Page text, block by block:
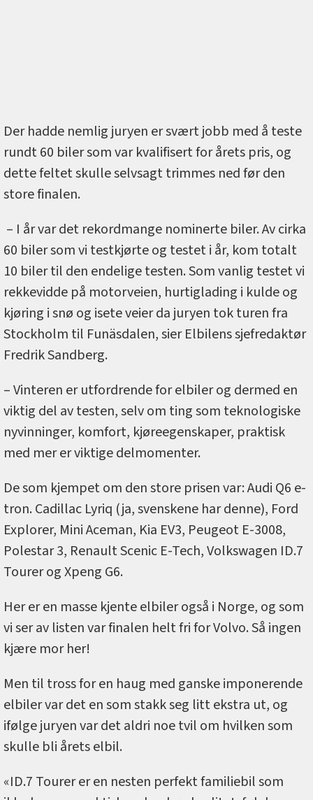
Der hadde nemlig juryen er svært jobb med å teste
rundt 60 biler som var kvalifisert for årets pris, og
dette feltet skulle selvsagt trimmes ned før den
store finalen.
– I år var det rekordmange nominerte biler. Av cirka
60 biler som vi testkjørte og testet i år, kom totalt
10 biler til den endelige testen. Som vanlig testet vi
rekkevidde på motorveien, hurtiglading i kulde og
kjøring i snø og isete veier da juryen tok turen fra
Stockholm til Funäsdalen, sier Elbilens sjefredaktør
Fredrik Sandberg.
– Vinteren er utfordrende for elbiler og dermed en
viktig del av testen, selv om ting som teknologiske
nyvinninger, komfort, kjøreegenskaper, praktisk
med mer er viktige delmomenter.
De som kjempet om den store prisen var: Audi Q6 e-
tron. Cadillac Lyriq (ja, svenskene har denne), Ford
Explorer, Mini Aceman, Kia EV3, Peugeot E-3008,
Polestar 3, Renault Scenic E-Tech, Volkswagen ID.7
Tourer og Xpeng G6.
Her er en masse kjente elbiler også i Norge, og som
vi ser av listen var finalen helt fri for Volvo. Så ingen
kjære mor her!
Men til tross for en haug med ganske imponerende
elbiler var det en som stakk seg litt ekstra ut, og
ifølge juryen var det aldri noe tvil om hvilken som
skulle bli årets elbil.
«ID.7 Tourer er en nesten perfekt familiebil som